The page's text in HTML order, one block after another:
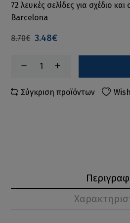
72 λευκές σελίδες για σχέδιο
Barcelona
8.70€ 3.48€
Σύγκριση προϊόντων